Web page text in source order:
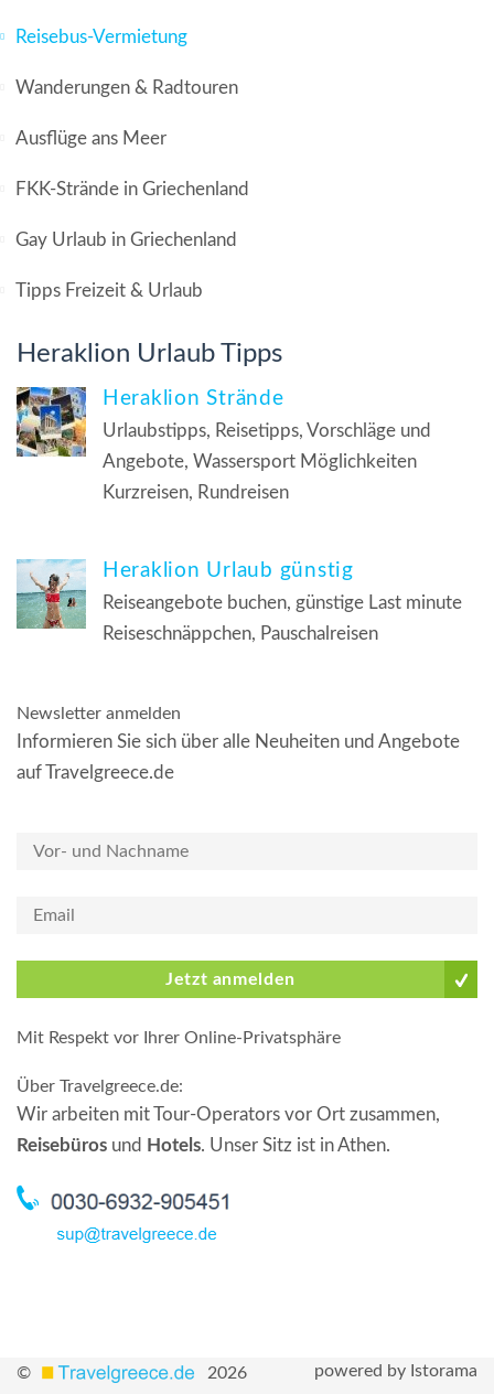
Reisebus-Vermietung
Wanderungen & Radtouren
Ausflüge ans Meer
FKK-Strände in Griechenland
Gay Urlaub in Griechenland
Tipps Freizeit & Urlaub
Heraklion Urlaub Tipps
Heraklion Strände
Urlaubstipps, Reisetipps, Vorschläge und
Angebote, Wassersport Möglichkeiten
Kurzreisen, Rundreisen
Heraklion Urlaub günstig
Reiseangebote buchen, günstige Last minute
Reiseschnäppchen, Pauschalreisen
Newsletter anmelden
Informieren Sie sich über alle Neuheiten und Angebote
auf Travelgreece.de
Jetzt anmelden
Mit Respekt vor Ihrer Online-Privatsphäre
Über Travelgreece.de:
Wir arbeiten mit Tour-Operators vor Ort zusammen,
Reisebüros und Hotels. Unser Sitz ist in Athen.
© 2026 powered by Istorama